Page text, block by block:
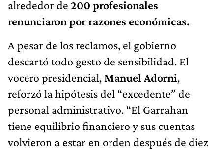
alrededor de 200 profesionales
renunciaron por razones económicas.
A pesar de los reclamos, el gobierno
descartó todo gesto de sensibilidad. El
vocero presidencial, Manuel Adorni,
reforzó la hipótesis del “excedente” de
personal administrativo. “El Garrahan
tiene equilibrio financiero y sus cuentas
volvieron a estar en orden después de diez